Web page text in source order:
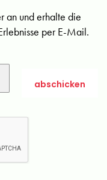
an und erhalte die
per E-Mail.